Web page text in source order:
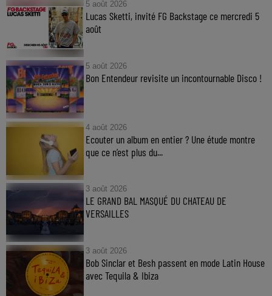
5 août 2026
Lucas Sketti, invité FG Backstage ce mercredi 5
août
5 août 2026
Bon Entendeur revisite un incontournable Disco !
4 août 2026
Ecouter un album en entier ? Une étude montre
que ce n’est plus du...
3 août 2026
LE GRAND BAL MASQUÉ DU CHATEAU DE
VERSAILLES
3 août 2026
Bob Sinclar et Besh passent en mode Latin House
avec Tequila & Ibiza